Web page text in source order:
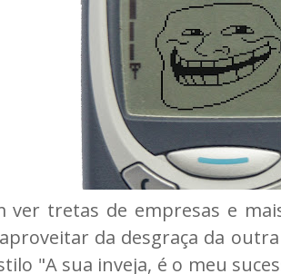
ver tretas de empresas e
da desgraça da
"A sua inveja, é o meu